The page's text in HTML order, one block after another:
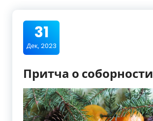
31
Дек, 2023
Притча о соборности